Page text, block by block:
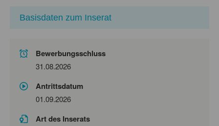
Basisdaten zum Inserat
Bewerbungsschluss
31.08.2026
Antrittsdatum
01.09.2026
Art des Inserats